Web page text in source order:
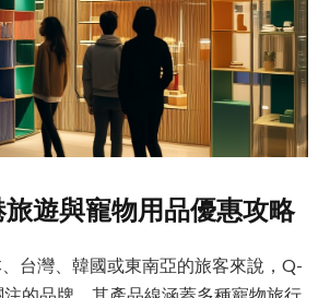
遊與寵物用品優惠攻略
台灣、韓國或東南亞的旅客來說，Q-
注的品牌。其產品線涵蓋多種寵物旅行